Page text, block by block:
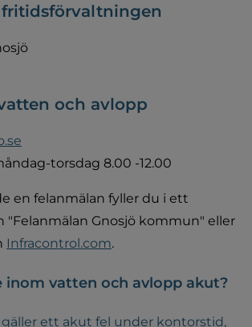
och avlopp
torsdag 8.00 -12.00
en felanmälan fyller du i ett
"Felanmälan Gnosjö kommun" eller
Infracontrol.com.
inom vatten och avlopp akut?
ett akut fel under kontorstid,